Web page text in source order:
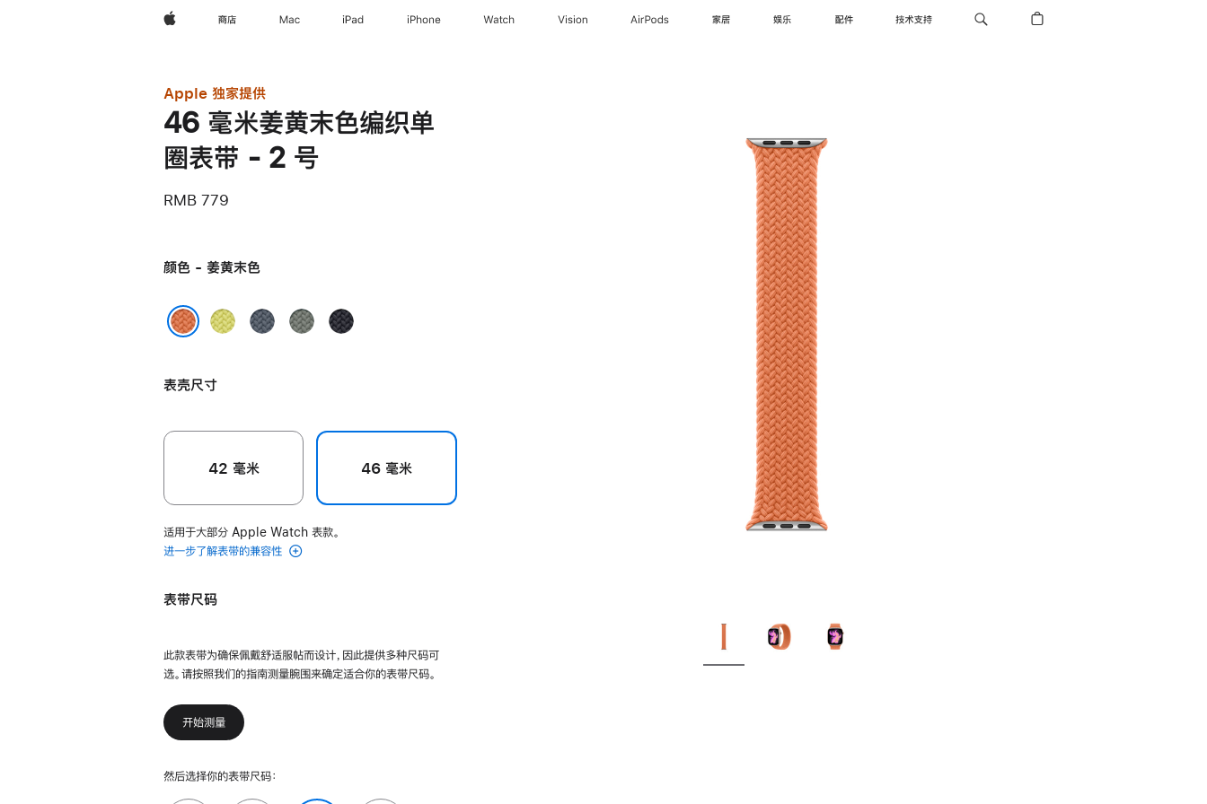
Apple 商店 Mac iPad iPhone Watch Vision AirPods 家居 娱乐 配件 技术支持
Apple 独家提供
46 毫米姜黄末色编织单
圈表带 - 2 号
RMB 779
颜色 - 姜黄末色
霓
色
铁
灰
午
表壳尺寸
42 毫米 46 毫米
适用于大部分 Apple Watch 表款。
进一步了解表带的兼容性
表带尺码
此款表带为确保佩戴舒适服帖而设计，因此提供多种尺码可
选。请按照我们的指南测量腕围来确定适合你的表带尺码。
开始测量
然后选择你的表带尺码：